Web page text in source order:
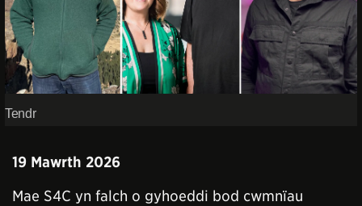
Tendr
19 Mawrth 2026
Mae S4C yn falch o gyhoeddi bod cwmnïau